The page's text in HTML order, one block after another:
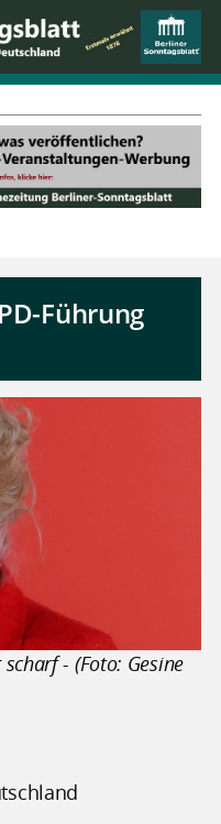
Führung
- (Foto: Gesine